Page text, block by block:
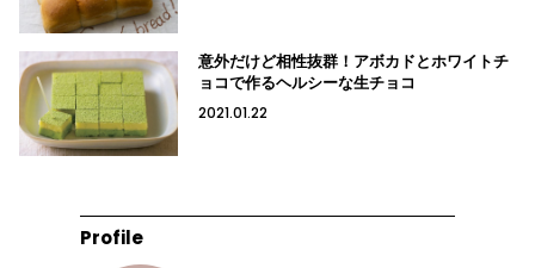
意外だけど相性抜群！アボカドとホワイトチ
ョコで作るヘルシーな生チョコ
2021.01.22
Profile